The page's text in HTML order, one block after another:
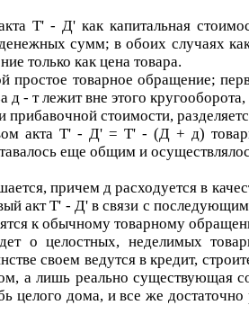
Т' - Д' как капитальная
сумм; в обоих случаях
только как цена товара.
простое товарное обращение;
д - тлежит вне этого
прибавочной стоимости,
акта Т' - Д' = Т' - (Д + д)
еще общим и
причемд расходуется в
актТ' - Д'в связи с
к обычному товарному
о целостных, неделимых
своем ведутся в кредит,
а лишь реально существующая
целого дома, и все же